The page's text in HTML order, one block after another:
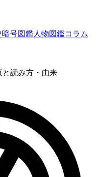
暗号図鑑人物図鑑コラム
と読み方・由来